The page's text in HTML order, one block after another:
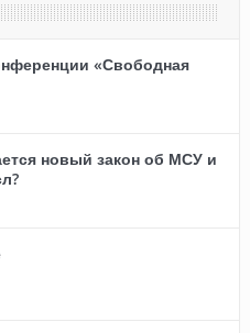
«Свободная
новый закон об МСУ и